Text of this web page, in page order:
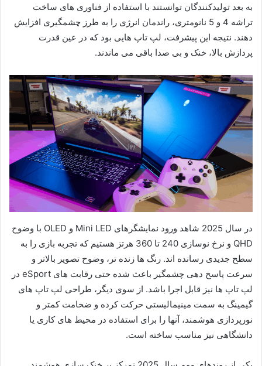
به بعد تولیدکنندگان توانستند با استفاده از فناوری های ساخت
تراشه 4 و 5 نانومتری، راندمان انرژی را به طرز چشمگیری افزایش
دهند. نتیجه این پیشرفت، لپ تاپ هایی بود که در عین قدرت
پردازش بالا، خنک و بی صدا باقی می ماندند.
در سال 2025 شاهد ورود نمایشگرهای Mini LED و OLED با وضوح
QHD و نرخ نوسازی 240 تا 360 هرتز هستیم که تجربه بازی را به
سطح جدیدی رسانده اند. رنگ ها زنده تر، وضوح تصویر بالاتر و
سرعت پاسخ دهی چشمگیر باعث شده حتی رقابت های eSport در
لپ تاپ ها نیز قابل اجرا باشد. از سوی دیگر، طراحی لپ تاپ های
گیمینگ به سمت مینیمالیستی حرکت کرده و ضخامت کمتر و
نورپردازی هوشمند، آنها را برای استفاده در محیط های کاری یا
دانشگاهی نیز مناسب ساخته است.